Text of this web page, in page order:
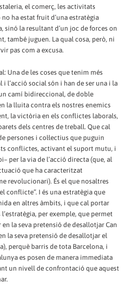
el comerç, les activitats
ha estat fruit d’una estratègia
sinó la resultant d’un joc de forces on
també juguen. La qual cosa, però, ni
pas com a excusa.
Una de les coses que tenim més
i l’acció social són i han de ser una i la
camí bidireccional, de doble
la lluita contra els nostres enemics
la victòria en els conflictes laborals,
dels centres de treball. Que cal
persones i col·lectius que puguin
conflictes, activant el suport mutu, i
per la via de l’acció directa (que, al
que ha caracteritzat
revolucionari). És el que nosaltres
conflicte”. I és una estratègia que
en altres àmbits, i que cal portar
per exemple, que permet
la seva pretensió de desallotjar Can
la seva pretensió de desallotjar el
perquè barris de tota Barcelona, i
es posen de manera immediata
un nivell de confrontació que aquest